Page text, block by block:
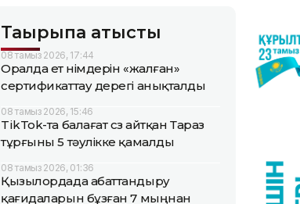
Тақырыпқа қатысты
08 тамыз 2026, 17:44
Оралда ет өнімдерін «жалған»
сертификаттау дерегі анықталды
08 тамыз 2026, 15:46
TikTok-та балағат сөз айтқан Тараз
тұрғыны 5 тәулікке қамалды
08 тамыз 2026, 01:36
Қызылордада абаттандыру
қағидаларын бұзған 7 мыңнан